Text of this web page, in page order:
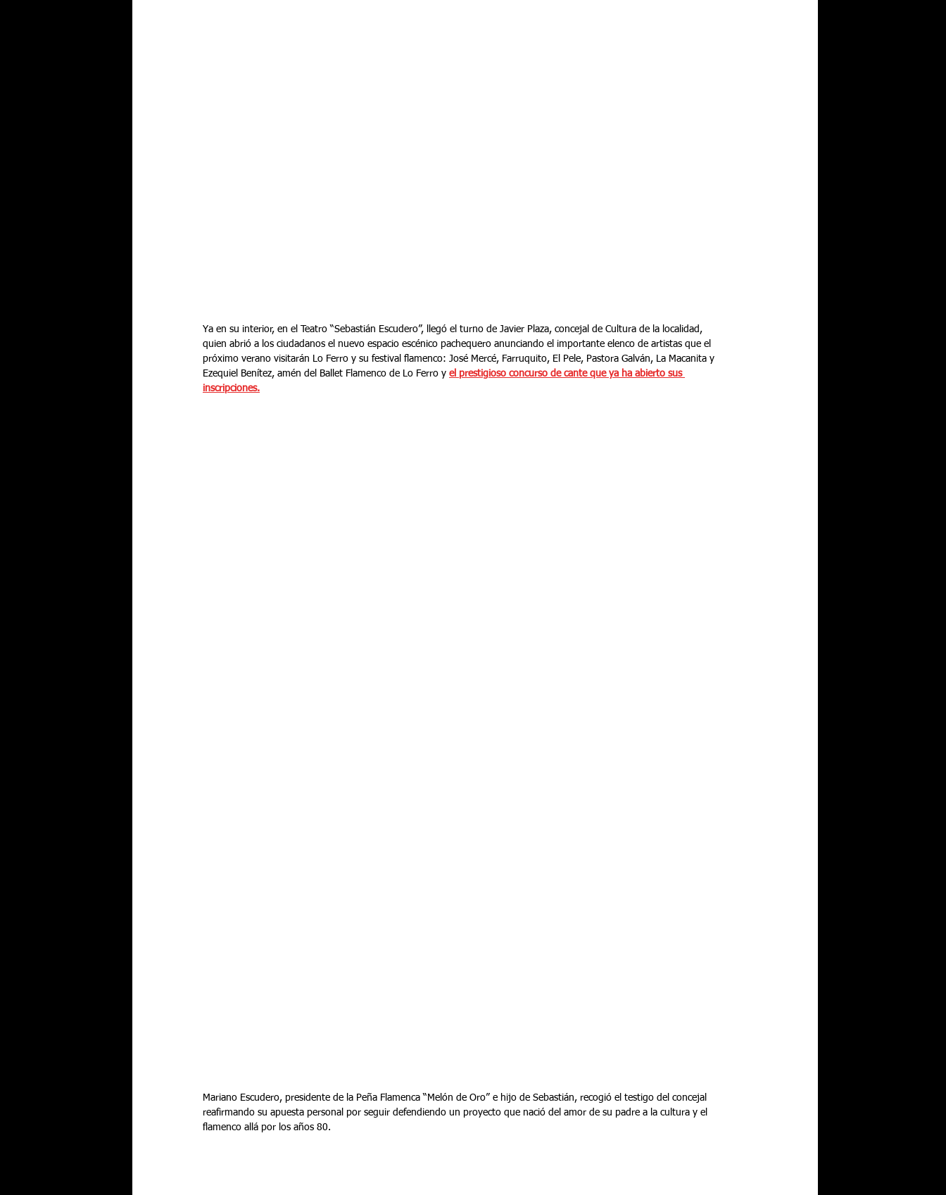
Ya en su interior, en el Teatro “Sebastián Escudero”, llegó el turno de Javier Plaza, concejal de Cultura de la localidad,
quien abrió a los ciudadanos el nuevo espacio escénico pachequero anunciando el importante elenco de artistas que el
próximo verano visitarán Lo Ferro y su festival flamenco: José Mercé, Farruquito, El Pele, Pastora Galván, La Macanita y
Ezequiel Benítez, amén del Ballet Flamenco de Lo Ferro y el prestigioso concurso de cante que ya ha abierto sus
inscripciones.
Mariano Escudero, presidente de la Peña Flamenca “Melón de Oro” e hijo de Sebastián, recogió el testigo del concejal
reafirmando su apuesta personal por seguir defendiendo un proyecto que nació del amor de su padre a la cultura y el
flamenco allá por los años 80.